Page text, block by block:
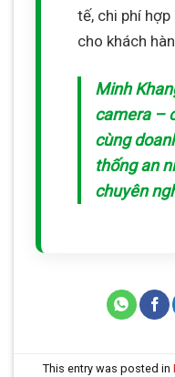
tế, chi phí
cho khách
Minh
camera –
cùng
thống an
chuyên
This entry was posted in